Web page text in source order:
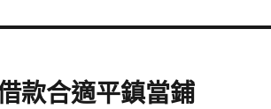
款合適平鎮當鋪